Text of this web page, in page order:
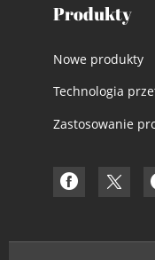
Produkty
Nowe produkty
Technologia
Zastosowanie